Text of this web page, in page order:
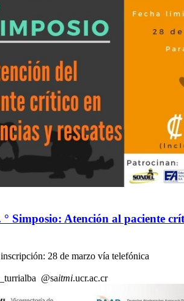
° Simposio: Atención al paciente
28 de marzo vía telefónica
_turrialba @saitmi.ucr.ac.cr